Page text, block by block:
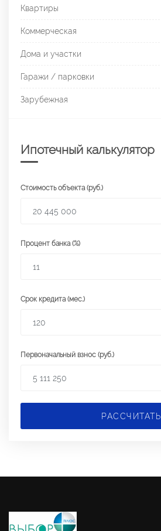
Квартиры
Коммерческая
Дома и участки
Гаражи / парковки
Зарубежная
Ипотечный калькулятор
Стоимость объекта (руб.)
Процент банка (%)
Срок кредита (мес.)
Первоначальный взнос (руб.)
РАССЧИТАТЬ